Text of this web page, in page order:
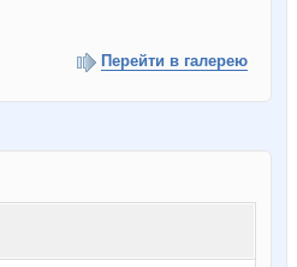
Перейти в галерею